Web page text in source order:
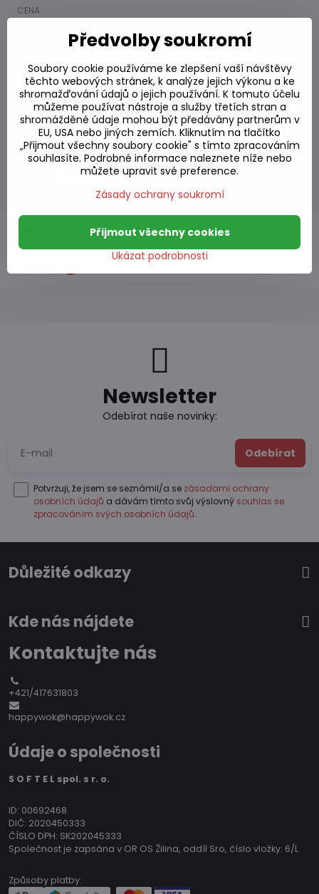
86,69 Kč
bez DPH
Přidat k Oblíbeným
Přidat do seznamu
Hlídací pes
Doručení
Skladové číslo:S7#SK#2347#1
Newsletter
Odebírat naše novinky:
Odebírat
Potvrzuji, že jsem se seznámil/a se zásadami ochrany
osobních údajů a dávám tímto svůj výslovný souhlas se
zpracováním svých osobních údajů.
Důležité odkazy
Kde nás nájdete
Kontaktujte nás
+421/417631803
happywok@happywok.cz
Údaje o společnosti
S O F T E L spol. s r. o.
ID: 00692468
DIČ: 2020450333
ČÍSLO DPH: SK202045333
Společnost je zapsána v OR OS Žilina, oddíl Sro, číslo vložky: 6/L
Způsoby platby:
Předvolby soukromí
Soubory cookie používáme ke zlepšení vaší návštěvy
těchto webových stránek, k analýze jejich výkonu a ke
shromažďování údajů o jejich používání. K tomuto účelu
můžeme používat nástroje a služby třetích stran a
shromážděné údaje mohou být předávány partnerům v
EU, USA nebo jiných zemích. Kliknutím na tlačítko
„Přijmout všechny soubory cookie" s tímto zpracováním
souhlasíte. Podrobné informace naleznete níže nebo
můžete upravit své preference.
Zásady ochrany soukromí
Ukázat podrobnosti
Přijmout všechny cookies